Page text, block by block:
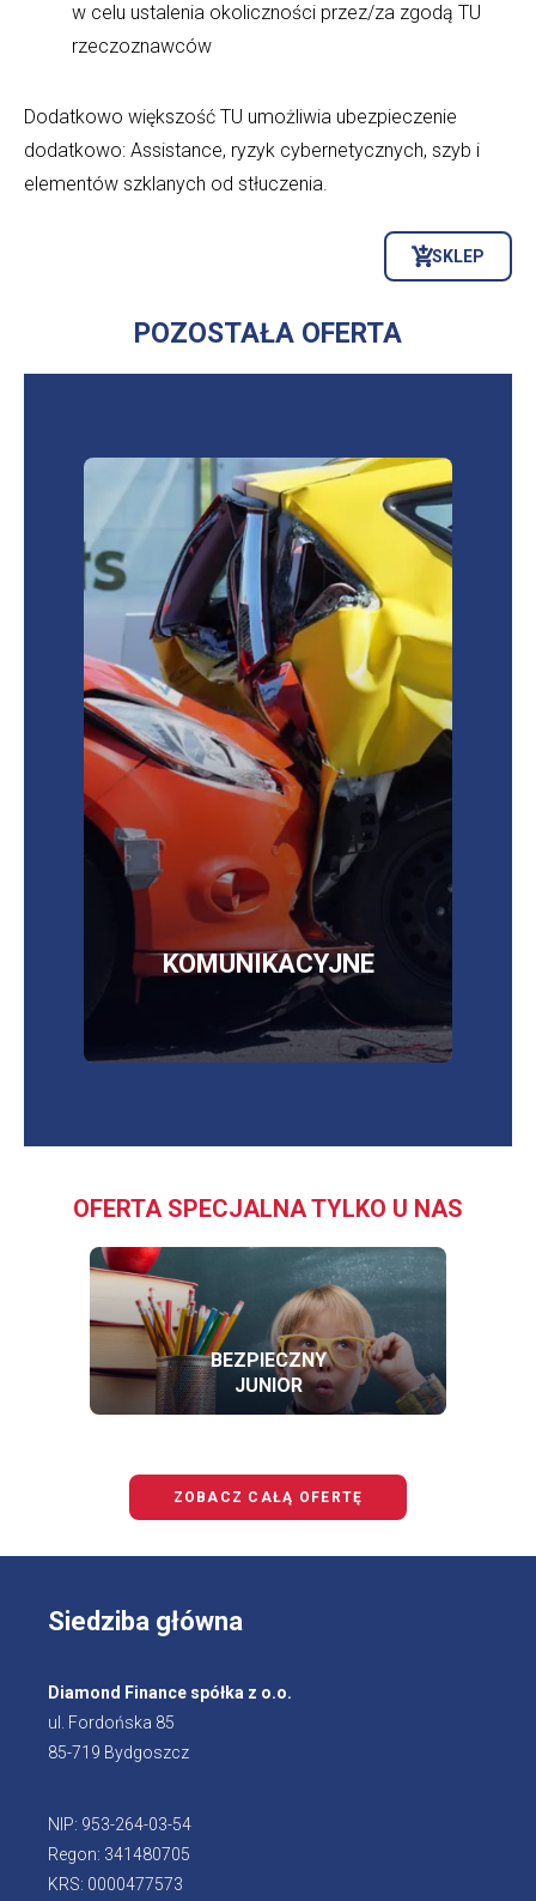
w celu ustalenia okoliczności przez/za zgodą TU
rzeczoznawców
Dodatkowo większość TU umożliwia ubezpieczenie
dodatkowo: Assistance, ryzyk cybernetycznych, szyb i
elementów szklanych od stłuczenia.
SKLEP
OTWORZY
SIĘ
POZOSTAŁA OFERTA
KOMUNIKACYJNE
Sprawdź najkorzystniejsze oferty ubezpieczeń
OC/AC/NNW/assistance
OC, AC, NNW,
assistance,
szyby, opony, bagaż
SKLEP
OFERTA SPECJALNA TYLKO U NAS
BEZPIECZNY
JUNIOR
ZOBACZ CAŁĄ OFERTĘ
Siedziba główna
Diamond Finance spółka z o.o.
ul. Fordońska 85
85-719 Bydgoszcz
NIP: 953-264-03-54
Regon: 341480705
KRS: 0000477573